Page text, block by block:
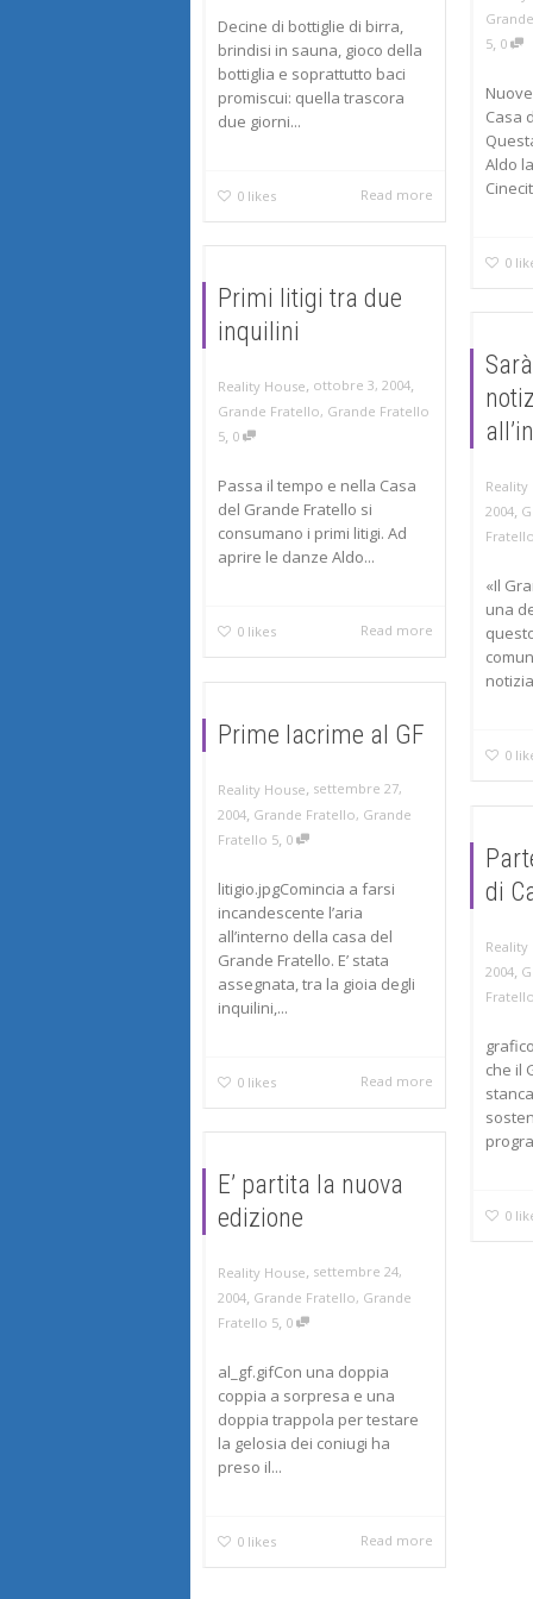
Decine di bottiglie di birra,
brindisi in sauna, gioco della
bottiglia e soprattutto baci
promiscui: quella trascora
due giorni...
0 likes Read more
5 0
Casa
Aldo
0
Primi litigi tra due
inquilini
Reality House, ottobre 3, 2004,
Grande Fratello, Grande Fratello
5 0
Passa il tempo e nella Casa
del Grande Fratello si
consumano i primi litigi. Ad
aprire le danze Aldo...
0 likes Read more
Reality
2004
«Il
una
0
Prime lacrime al GF
Reality House, settembre 27,
2004 Grande Fratello, Grande
Fratello 5 0
litigio.jpgComincia a farsi
incandescente l’aria
all’interno della casa del
Grande Fratello. E’ stata
assegnata, tra la gioia degli
inquilini,...
0 likes Read more
di
Reality
2004
che il
0
E’ partita la nuova
edizione
Reality House, settembre 24,
2004 Grande Fratello, Grande
Fratello 5 0
al_gf.gifCon una doppia
coppia a sorpresa e una
doppia trappola per testare
la gelosia dei coniugi ha
preso il...
0 likes Read more